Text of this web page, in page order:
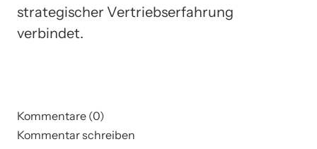
strategischer Vertriebserfahrung
verbindet.
Kommentare (0)
Kommentar schreiben